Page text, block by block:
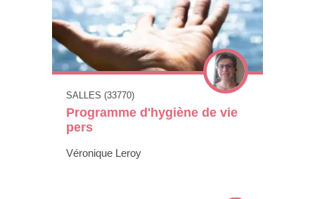
SALLES (33770)
Programme d'hygiène de vie
pers
Véronique Leroy